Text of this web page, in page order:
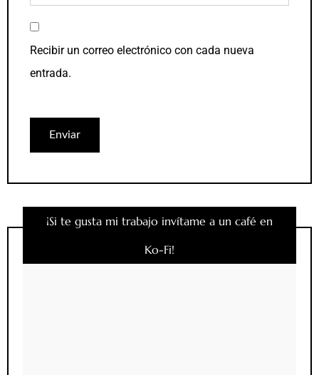
Recibir un correo electrónico con cada nueva
entrada.
¡Si te gusta mi trabajo invítame a un café en
Ko-Fi!